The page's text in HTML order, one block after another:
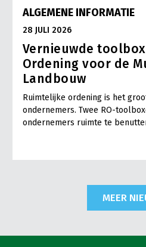
ALGEMENE INFORMATIE
28 JULI 2026
Vernieuwde
Ordening voor de
Landbouw
Ruimtelijke ordening is het
ondernemers. Twee RO-
ondernemers ruimte te
MEER